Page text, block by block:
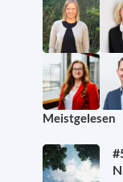
Meistgelesen